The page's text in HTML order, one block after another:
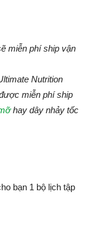
miễn phí ship vận
Nutrition
miễn phí ship
hay dây nhảy tốc
bạn 1 bộ lịch tập